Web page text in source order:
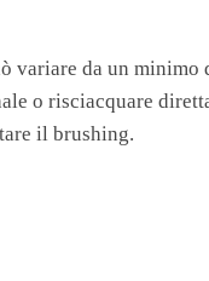
variare da un
o risciacquare
il brushing.